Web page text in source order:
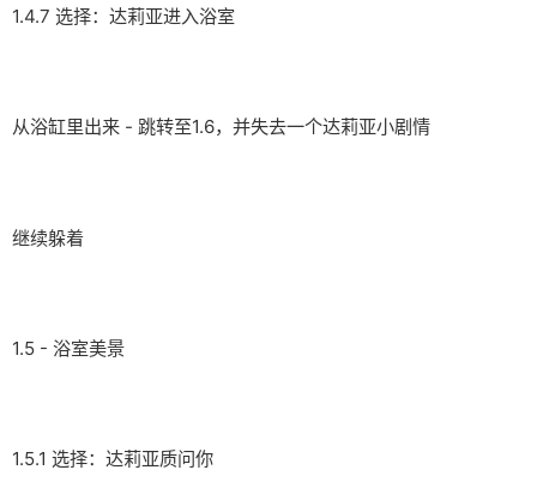
1.4.7 选择：达莉亚进入浴室
从浴缸里出来 - 跳转至1.6，并失去一个达莉亚小剧情
继续躲着
1.5 - 浴室美景
1.5.1 选择：达莉亚质问你